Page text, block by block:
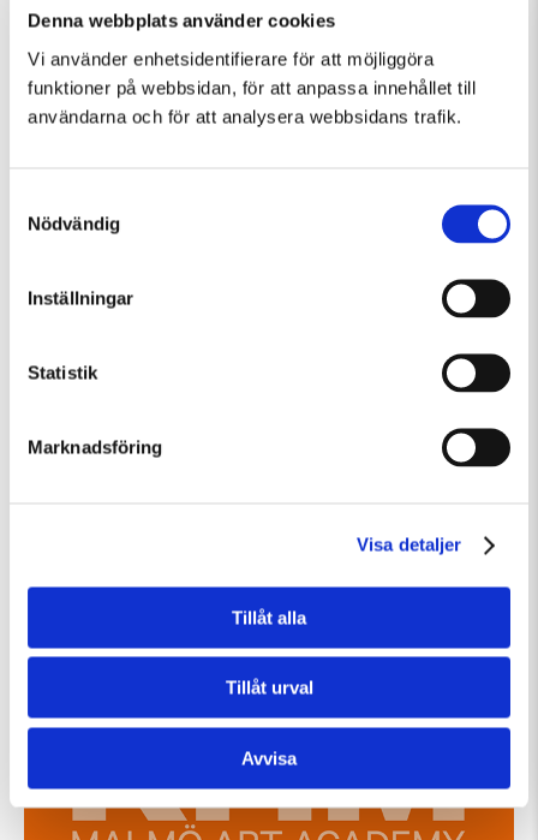
Denna webbplats använder cookies
Vi använder enhetsidentifierare för att möjliggöra
funktioner på webbsidan, för att anpassa innehållet till
användarna och för att analysera webbsidans trafik.
Nödvändig
Inställningar
Statistik
Marknadsföring
Visa detaljer
Tillåt alla
Tillåt urval
Avvisa
Fler evenemang som passar Övrigt, Samtal